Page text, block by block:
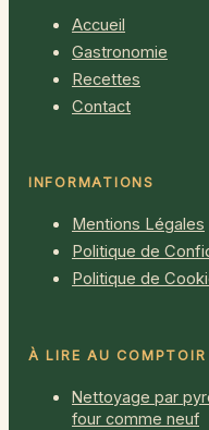
Accueil
Gastronomie
Recettes
Contact
INFORMATIONS
Mentions Légales
Politique de
Politique de
À LIRE AU COMPTOIR
Nettoyage par
four comme neuf